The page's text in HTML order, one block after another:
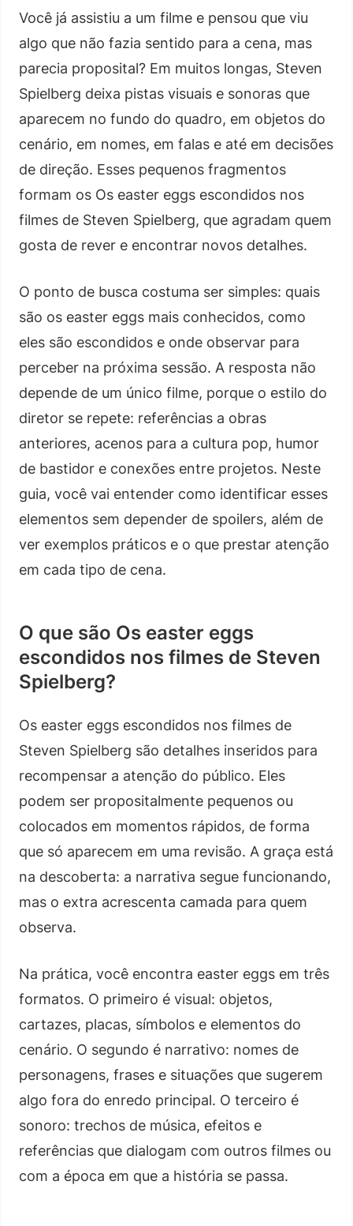
Você já assistiu a um filme e pensou que viu
algo que não fazia sentido para a cena, mas
parecia proposital? Em muitos longas, Steven
Spielberg deixa pistas visuais e sonoras que
aparecem no fundo do quadro, em objetos do
cenário, em nomes, em falas e até em decisões
de direção. Esses pequenos fragmentos
formam os Os easter eggs escondidos nos
filmes de Steven Spielberg, que agradam quem
gosta de rever e encontrar novos detalhes.
O ponto de busca costuma ser simples: quais
são os easter eggs mais conhecidos, como
eles são escondidos e onde observar para
perceber na próxima sessão. A resposta não
depende de um único filme, porque o estilo do
diretor se repete: referências a obras
anteriores, acenos para a cultura pop, humor
de bastidor e conexões entre projetos. Neste
guia, você vai entender como identificar esses
elementos sem depender de spoilers, além de
ver exemplos práticos e o que prestar atenção
em cada tipo de cena.
O que são Os easter eggs
escondidos nos filmes de Steven
Spielberg?
Os easter eggs escondidos nos filmes de
Steven Spielberg são detalhes inseridos para
recompensar a atenção do público. Eles
podem ser propositalmente pequenos ou
colocados em momentos rápidos, de forma
que só aparecem em uma revisão. A graça está
na descoberta: a narrativa segue funcionando,
mas o extra acrescenta camada para quem
observa.
Na prática, você encontra easter eggs em três
formatos. O primeiro é visual: objetos,
cartazes, placas, símbolos e elementos do
cenário. O segundo é narrativo: nomes de
personagens, frases e situações que sugerem
algo fora do enredo principal. O terceiro é
sonoro: trechos de música, efeitos e
referências que dialogam com outros filmes ou
com a época em que a história se passa.